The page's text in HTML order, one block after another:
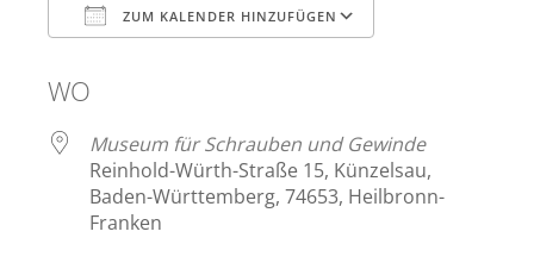
ZUM KALENDER HINZUFÜGEN
WO
Museum für Schrauben und Gewinde
Reinhold-Würth-Straße 15, Künzelsau,
Baden-Württemberg, 74653, Heilbronn-
Franken